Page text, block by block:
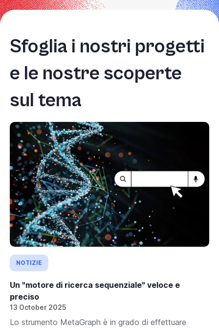
Sfoglia i nostri progetti
e le nostre scoperte
sul tema
NOTIZIE
Un "motore di ricerca sequenziale" veloce e
preciso
13 October 2025
Lo strumento MetaGraph è in grado di effettuare